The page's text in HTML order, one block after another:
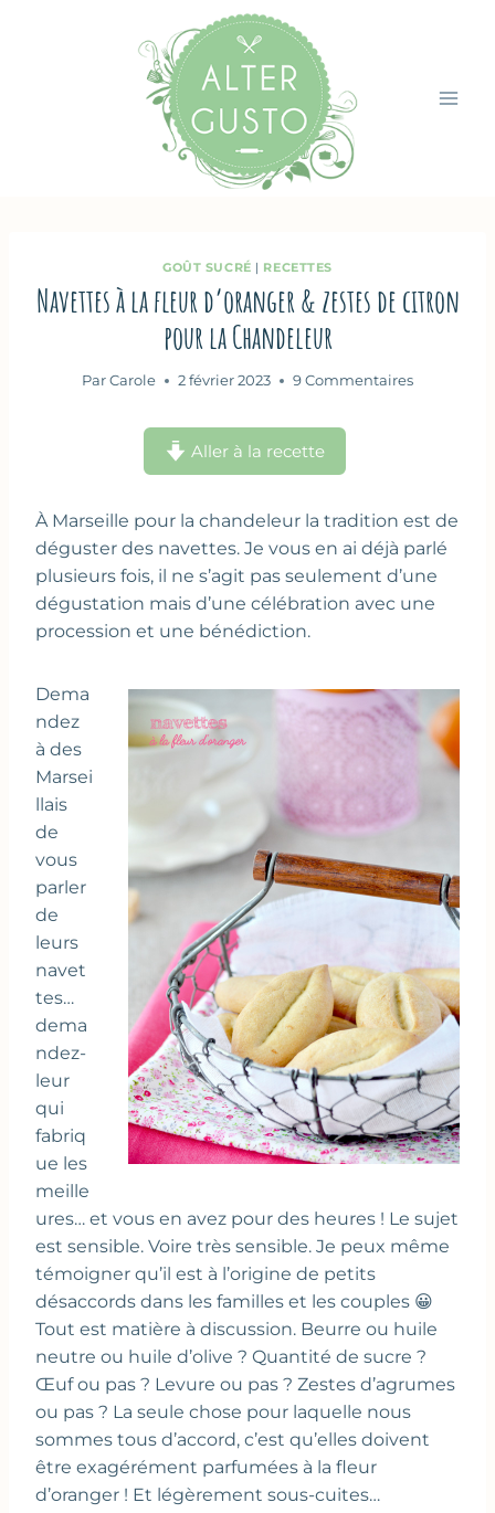
GOÛT SUCRÉ | RECETTES
Navettes à la fleur d’oranger & zestes de citron
pour la Chandeleur
Par Carole 2 février 2023 9 Commentaires
Aller à la recette
À Marseille pour la chandeleur la tradition est de
déguster des navettes. Je vous en ai déjà parlé
plusieurs fois, il ne s’agit pas seulement d’une
dégustation mais d’une célébration avec une
procession et une bénédiction.
Dema
ndez
à des
Marsei
llais
de
vous
parler
de
leurs
navet
tes…
dema
ndez-
leur
qui
fabriq
ue les
meille
ures… et vous en avez pour des heures ! Le sujet
est sensible. Voire très sensible. Je peux même
témoigner qu’il est à l’origine de petits
désaccords dans les familles et les couples 😀
Tout est matière à discussion. Beurre ou huile
neutre ou huile d’olive ? Quantité de sucre ?
Œuf ou pas ? Levure ou pas ? Zestes d’agrumes
ou pas ? La seule chose pour laquelle nous
sommes tous d’accord, c’est qu’elles doivent
être exagérément parfumées à la fleur
d’oranger ! Et légèrement sous-cuites…